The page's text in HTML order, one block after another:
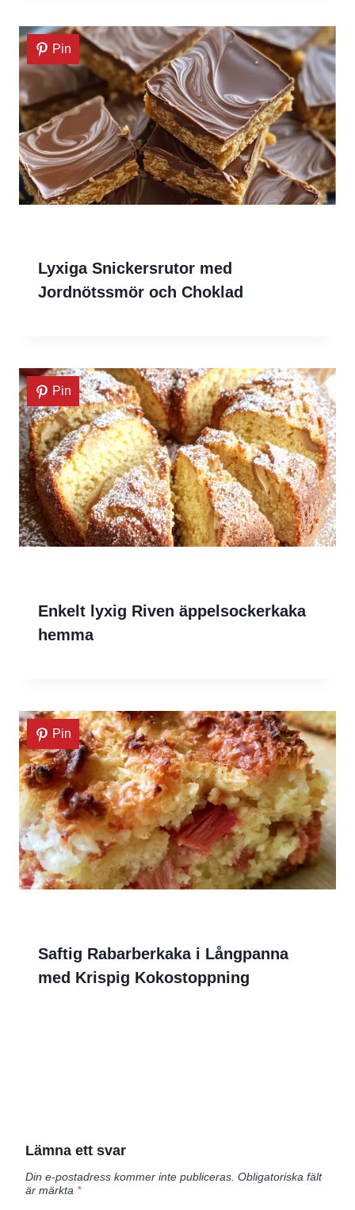
Pin
Lyxiga Snickersrutor med
Jordnötssmör och Choklad
Pin
Enkelt lyxig Riven äppelsockerkaka
hemma
Pin
Saftig Rabarberkaka i Långpanna
med Krispig Kokostoppning
Lämna ett svar
Din e-postadress kommer inte publiceras. Obligatoriska fält
är märkta *